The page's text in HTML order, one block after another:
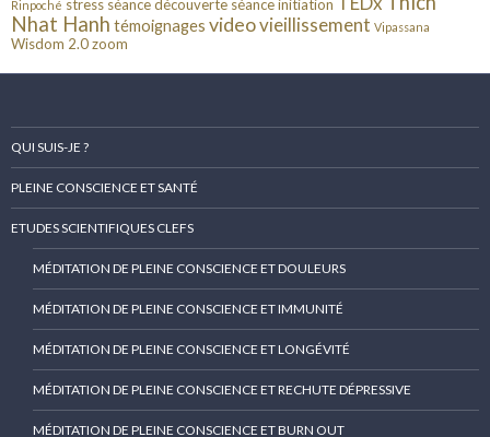
Rinpoché stress séance découverte séance initiation
Nhat Hanh témoignages videovieillissement Vipassana
Wisdom 2.0zoom
QUI SUIS-JE ?
PLEINE CONSCIENCE ET SANTÉ
ETUDES SCIENTIFIQUES CLEFS
MÉDITATION DE PLEINE CONSCIENCE ET DOULEURS
MÉDITATION DE PLEINE CONSCIENCE ET IMMUNITÉ
MÉDITATION DE PLEINE CONSCIENCE ET LONGÉVITÉ
MÉDITATION DE PLEINE CONSCIENCE ET RECHUTE DÉPRESSIVE
MÉDITATION DE PLEINE CONSCIENCE ET BURN OUT